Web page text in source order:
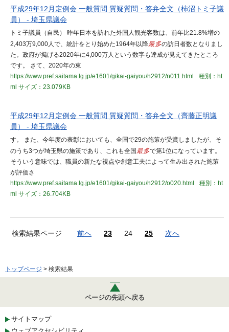
平成29年12月定例会 一般質問 質疑質問・答弁全文（柿沼トミ子議
員） - 埼玉県議会
トミ子議員（自民） 昨年日本を訪れた外国人観光客数は、前年比21.8%増の
2,403万9,000人で、統計をとり始めた1964年以降最多の訪日者数となりまし
た。政府が掲げる2020年に4,000万人という数字も達成が見えてきたところ
です。 さて、2020年の東
https://www.pref.saitama.lg.jp/e1601/gikai-gaiyou/h2912/n011.html
種別：ht
ml サイズ：23.079KB
平成29年12月定例会 一般質問 質疑質問・答弁全文（齊藤正明議
員） - 埼玉県議会
す。 また、今年度の表彰においても、全国で29の施策が受賞しましたが、そ
のうち3つが埼玉県の施策であり、これも全国最多で第1位になっています。
そういう意味では、職員の新たな視点や創意工夫によって生み出された施策
が評価さ
https://www.pref.saitama.lg.jp/e1601/gikai-gaiyou/h2912/o020.html
種別：ht
ml サイズ：26.704KB
検索結果ページ 前へ 23 24 25 次へ
トップページ > 検索結果
ページの先頭へ戻る
サイトマップ